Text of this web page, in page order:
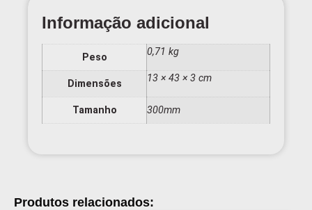
Informação adicional
Peso 0,71 kg
Dimensões 13 × 43 × 3 cm
Tamanho 300mm
Produtos relacionados: